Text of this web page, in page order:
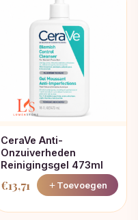
CeraVe Anti-
Onzuiverheden
Reinigingsgel 473ml
€13,71 Toevoegen